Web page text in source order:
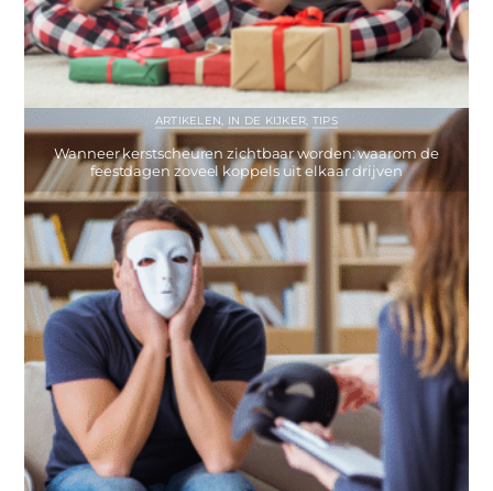
ARTIKELEN IN DE KIJKER TIPS
Wanneer kerstscheuren zichtbaar worden: waarom de
feestdagen zoveel koppels uit elkaar drijven